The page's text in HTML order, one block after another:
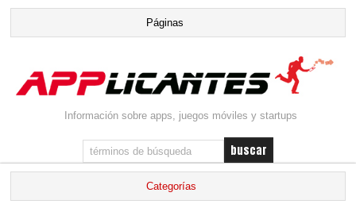
Información sobre apps, juegos móviles y startups